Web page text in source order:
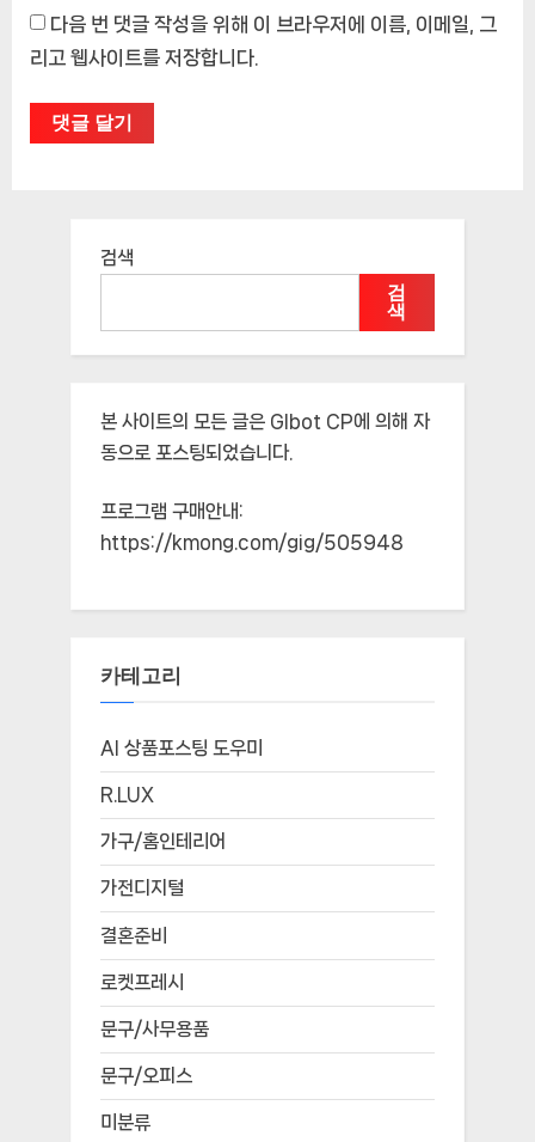
다음 번 댓글 작성을 위해 이 브라우저에 이름, 이메일, 그
리고 웹사이트를 저장합니다.
검색
검
색
본 사이트의 모든 글은 Glbot CP에 의해 자
동으로 포스팅되었습니다.
프로그램 구매안내:
https://kmong.com/gig/505948
카테고리
AI 상품포스팅 도우미
R.LUX
가구/홈인테리어
가전디지털
결혼준비
로켓프레시
문구/사무용품
문구/오피스
미분류